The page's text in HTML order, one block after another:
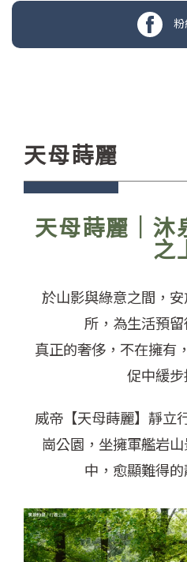
天母蒔麗
天母蒔麗｜沐
之
於山影與綠意之間，
所，為生活預
真正的奢侈，不在擁有
促中緩步
威帝【天母蒔麗】靜立
崗公園，坐擁軍艦岩
中， 愈顯難得